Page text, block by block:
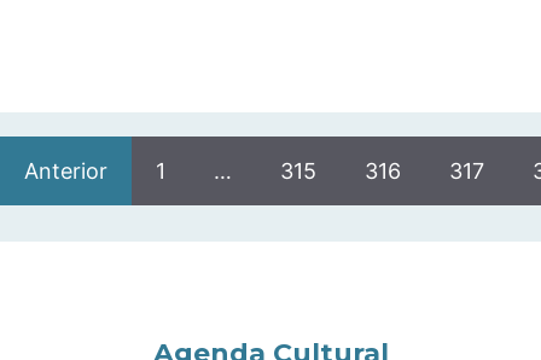
Anterior 1 … 315 316 317